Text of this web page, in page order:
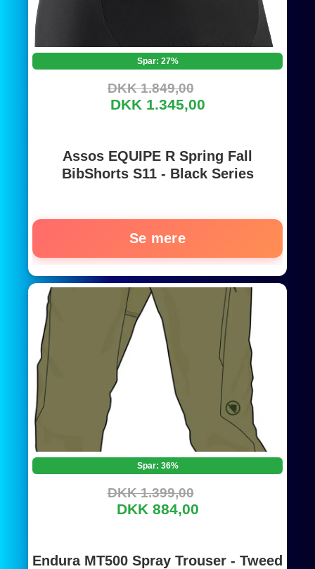
Spar: 27%
DKK 1.849,00
DKK 1.345,00
Assos EQUIPE R Spring Fall
BibShorts S11 - Black Series
Se mere
Spar: 36%
DKK 1.399,00
DKK 884,00
Endura MT500 Spray Trouser - Tweed